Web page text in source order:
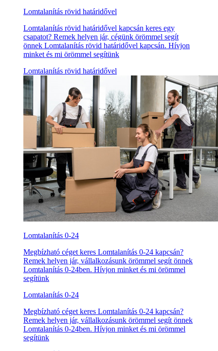
Lomtalanítás rövid határidővel
Lomtalanítás rövid határidővel kapcsán keres egy
csapatot? Remek helyen jár, cégünk örömmel segít
önnek Lomtalanítás rövid határidővel kapcsán. Hívjon
minket és mi örömmel segítünk
Lomtalanítás rövid határidővel
Lomtalanítás 0-24
Megbízható céget keres Lomtalanítás 0-24 kapcsán?
Remek helyen jár, vállalkozásunk örömmel segít önnek
Lomtalanítás 0-24ben. Hívjon minket és mi örömmel
segítünk
Lomtalanítás 0-24
Megbízható céget keres Lomtalanítás 0-24 kapcsán?
Remek helyen jár, vállalkozásunk örömmel segít önnek
Lomtalanítás 0-24ben. Hívjon minket és mi örömmel
segítünk